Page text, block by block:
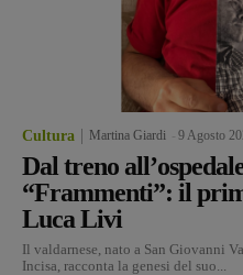
Cultura Martina Giardi 9 Agosto
Dal treno
“Frammenti”: il
Luca Livi
Il valdarnese, nato a San Giovanni
Incisa, racconta la genesi del suo...